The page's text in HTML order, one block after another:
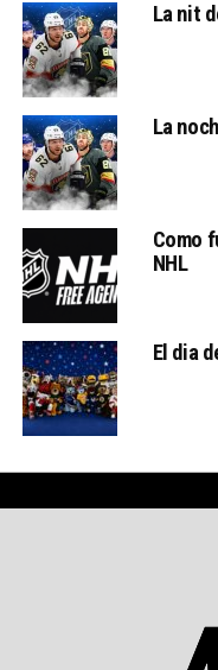
La nit
La
Como
NHL
El dia